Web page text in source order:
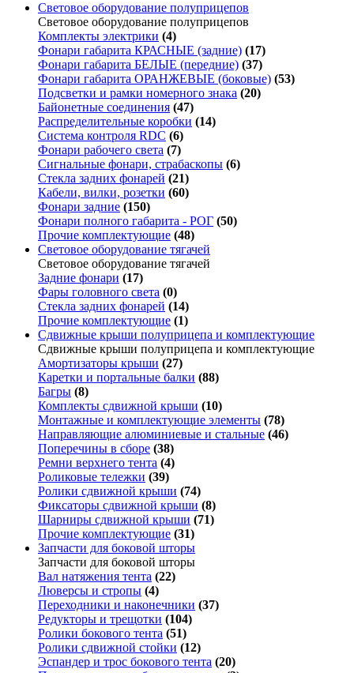
Световое оборудование полуприцепов
Световое оборудование полуприцепов
Комплекты электрики (4)
Фонари габарита КРАСНЫЕ (задние) (17)
Фонари габарита БЕЛЫЕ (передние) (37)
Фонари габарита ОРАНЖЕВЫЕ (боковые) (53)
Подсветки и рамки номерного знака (20)
Байонетные соединения (47)
Распределительные коробки (14)
Система контроля RDC (6)
Фонари рабочего света (7)
Сигнальные фонари, страбаскопы (6)
Стекла задних фонарей (21)
Кабели, вилки, розетки (60)
Фонари задние (150)
Фонари полного габарита - РОГ (50)
Прочие комплектующие (48)
Световое оборудование тягачей
Световое оборудование тягачей
Задние фонари (17)
Фары головного света (0)
Стекла задних фонарей (14)
Прочие комплектующие (1)
Сдвижные крыши полуприцепа и комплектующие
Сдвижные крыши полуприцепа и комплектующие
Амортизаторы крыши (27)
Каретки и портальные балки (88)
Багры (8)
Комплекты сдвижной крыши (10)
Монтажные и комплектующие элементы (78)
Направляющие алюминиевые и стальные (46)
Поперечины в сборе (38)
Ремни верхнего тента (4)
Роликовые тележки (39)
Ролики сдвижной крыши (74)
Фиксаторы сдвижной крыши (8)
Шарниры сдвижной крыши (71)
Прочие комплектующие (31)
Запчасти для боковой шторы
Запчасти для боковой шторы
Вал натяжения тента (22)
Люверсы и стропы (4)
Переходники и наконечники (37)
Редукторы и трещотки (104)
Ролики бокового тента (51)
Ролики сдвижной стойки (12)
Эспандер и трос бокового тента (20)